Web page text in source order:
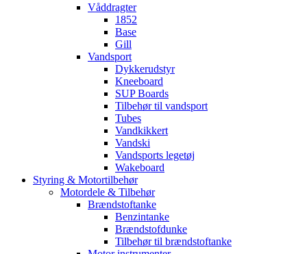
Våddragter
1852
Base
Gill
Vandsport
Dykkerudstyr
Kneeboard
SUP Boards
Tilbehør til vandsport
Tubes
Vandkikkert
Vandski
Vandsports legetøj
Wakeboard
Styring & Motortilbehør
Motordele & Tilbehør
Brændstoftanke
Benzintanke
Brændstofdunke
Tilbehør til brændstoftanke